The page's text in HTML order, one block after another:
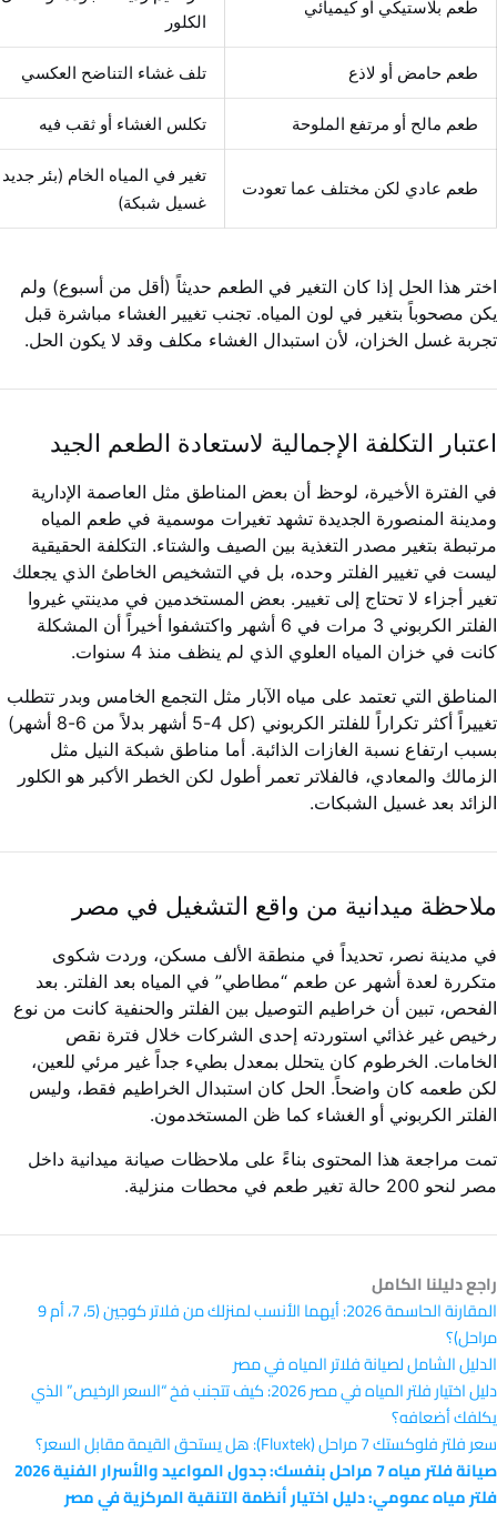
طعم بلاستيكي أو كيميائي
الكلور
طعم حامض أو لاذع تلف غشاء التناضح العكسي
طعم مالح أو مرتفع الملوحة تكلس الغشاء أو ثقب فيه
طعم عادي لكن مختلف عما تعودت
تغير في المياه الخام (بئر جديد
غسيل شبكة)
اختر هذا الحل إذا كان التغير في الطعم حديثاً (أقل من أسبوع) ولم
يكن مصحوباً بتغير في لون المياه. تجنب تغيير الغشاء مباشرة قبل
تجربة غسل الخزان، لأن استبدال الغشاء مكلف وقد لا يكون الحل.
اعتبار التكلفة الإجمالية لاستعادة الطعم الجيد
في الفترة الأخيرة، لوحظ أن بعض المناطق مثل العاصمة الإدارية
ومدينة المنصورة الجديدة تشهد تغيرات موسمية في طعم المياه
مرتبطة بتغير مصدر التغذية بين الصيف والشتاء. التكلفة الحقيقية
ليست في تغيير الفلتر وحده، بل في التشخيص الخاطئ الذي يجعلك
تغير أجزاء لا تحتاج إلى تغيير. بعض المستخدمين في مدينتي غيروا
الفلتر الكربوني 3 مرات في 6 أشهر واكتشفوا أخيراً أن المشكلة
كانت في خزان المياه العلوي الذي لم ينظف منذ 4 سنوات.
المناطق التي تعتمد على مياه الآبار مثل التجمع الخامس وبدر تتطلب
تغييراً أكثر تكراراً للفلتر الكربوني (كل 4-5 أشهر بدلاً من 6-8 أشهر)
بسبب ارتفاع نسبة الغازات الذائبة. أما مناطق شبكة النيل مثل
الزمالك والمعادي، فالفلاتر تعمر أطول لكن الخطر الأكبر هو الكلور
الزائد بعد غسيل الشبكات.
ملاحظة ميدانية من واقع التشغيل في مصر
في مدينة نصر، تحديداً في منطقة الألف مسكن، وردت شكوى
متكررة لعدة أشهر عن طعم “مطاطي” في المياه بعد الفلتر. بعد
الفحص، تبين أن خراطيم التوصيل بين الفلتر والحنفية كانت من نوع
رخيص غير غذائي استوردته إحدى الشركات خلال فترة نقص
الخامات. الخرطوم كان يتحلل بمعدل بطيء جداً غير مرئي للعين،
لكن طعمه كان واضحاً. الحل كان استبدال الخراطيم فقط، وليس
الفلتر الكربوني أو الغشاء كما ظن المستخدمون.
تمت مراجعة هذا المحتوى بناءً على ملاحظات صيانة ميدانية داخل
مصر لنحو 200 حالة تغير طعم في محطات منزلية.
راجع دليلنا الكامل
المقارنة الحاسمة 2026: أيهما الأنسب لمنزلك من فلاتر كوجين (5، 7، أم 9
مراحل)؟
الدليل الشامل لصيانة فلاتر المياه في مصر
دليل اختيار فلتر المياه في مصر 2026: كيف تتجنب فخ “السعر الرخيص” الذي
يكلفك أضعافه؟
سعر فلتر فلوكستك 7 مراحل (Fluxtek): هل يستحق القيمة مقابل السعر؟
صيانة فلتر مياه 7 مراحل بنفسك: جدول المواعيد والأسرار الفنية 2026
فلتر مياه عمومي: دليل اختيار أنظمة التنقية المركزية في مصر